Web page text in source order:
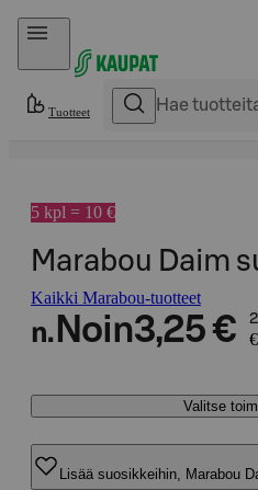
Hyppää sisältöön
Tuotteet
5 kpl = 10 €
Marabou Daim
Kaikki Marabou-tuotteet
n. Noin3,25 €
Valitse